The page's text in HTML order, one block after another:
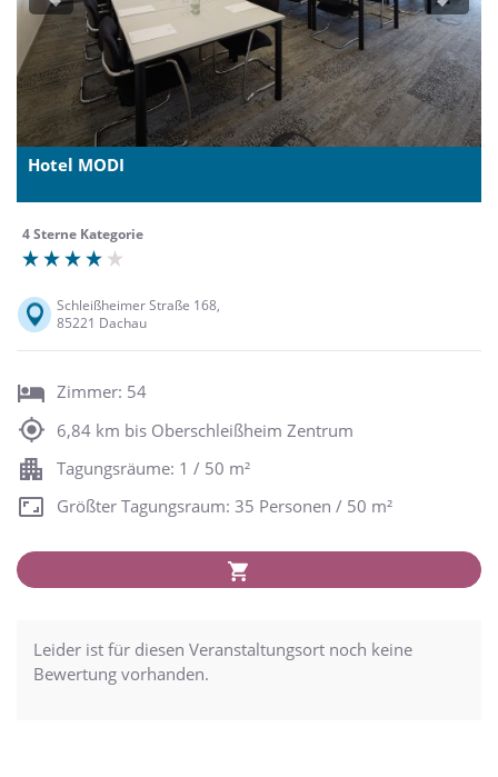
Hotel MODI
4 Sterne Kategorie
Schleißheimer Straße 168,
85221 Dachau
Zimmer: 54
6,84 km bis Oberschleißheim Zentrum
Tagungsräume: 1 / 50 m²
Größter Tagungsraum: 35 Personen / 50 m²
Leider ist für diesen Veranstaltungsort noch keine
Bewertung vorhanden.